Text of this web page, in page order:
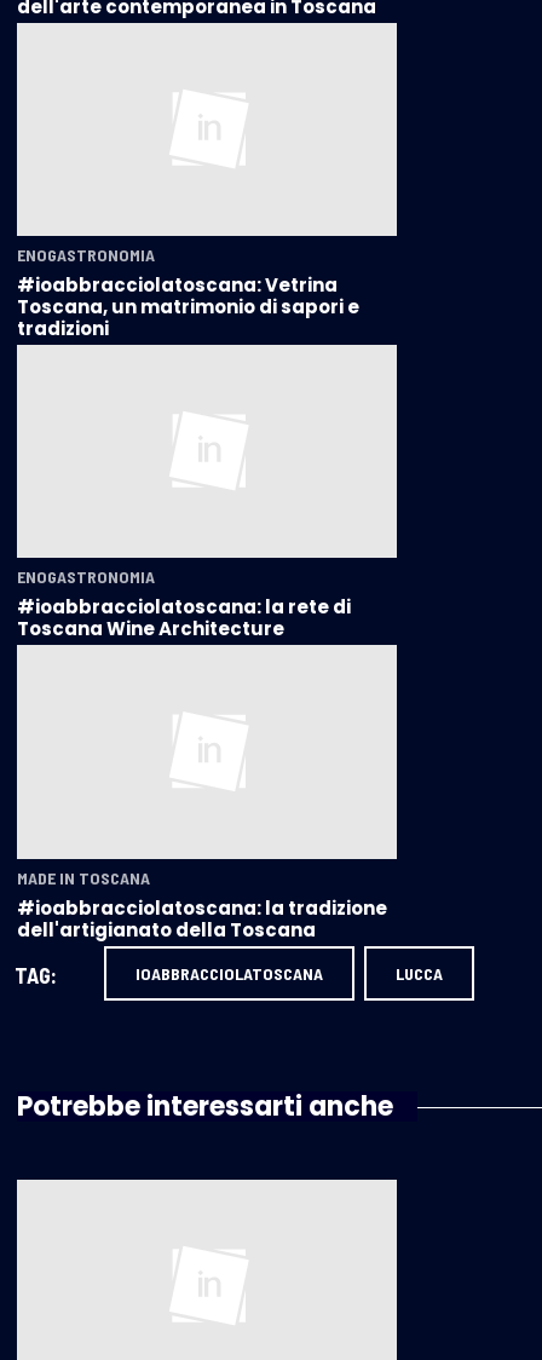
dell'arte contemporanea in Toscana
ENOGASTRONOMIA
#ioabbracciolatoscana: Vetrina
Toscana, un matrimonio di sapori e
tradizioni
ENOGASTRONOMIA
#ioabbracciolatoscana: la rete di
Toscana Wine Architecture
MADE IN TOSCANA
#ioabbracciolatoscana: la tradizione
dell'artigianato della Toscana
TAG: IOABBRACCIOLATOSCANA LUCCA
Potrebbe interessarti anche